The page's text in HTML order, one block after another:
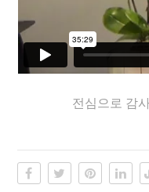
전심으로 감